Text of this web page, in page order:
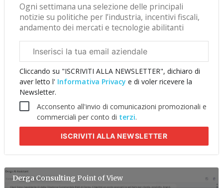
Ogni settimana una selezione delle principali
notizie su politiche per l’industria, incentivi fiscali,
andamento dei mercati e tecnologie abilitanti
aziendale
Cliccando su "ISCRIVITI ALLA NEWSLETTER", dichiaro di
aver letto l' Informativa Privacy e di voler ricevere la
Newsletter.
Acconsento all'invio di comunicazioni promozionali e
commerciali per conto di terzi.
ISCRIVITI ALLA NEWSLETTER
Derga Consulting Point of View